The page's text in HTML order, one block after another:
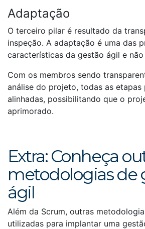
Adaptação
O terceiro pilar é resultado da
inspeção. A adaptação é uma das
características da gestão ágil e
Com os membros sendo
análise do projeto, todas as etapas
alinhadas, possibilitando que o
aprimorado.
Extra: Conheça
metodologias de
ágil
Além da Scrum, outras
utilizadas para implantar uma